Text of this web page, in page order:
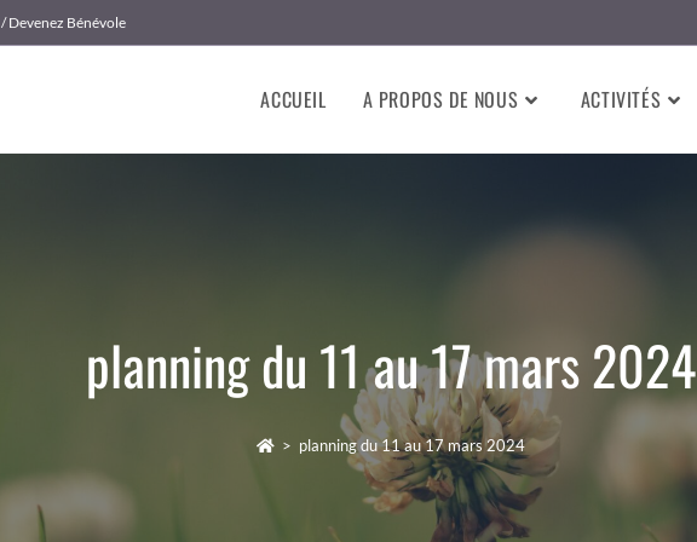
/ Devenez Bénévole
ACCUEIL A PROPOS DE NOUS ACTIVITÉS
planning du 11 au 17 mars 2024
> planning du 11 au 17 mars 2024